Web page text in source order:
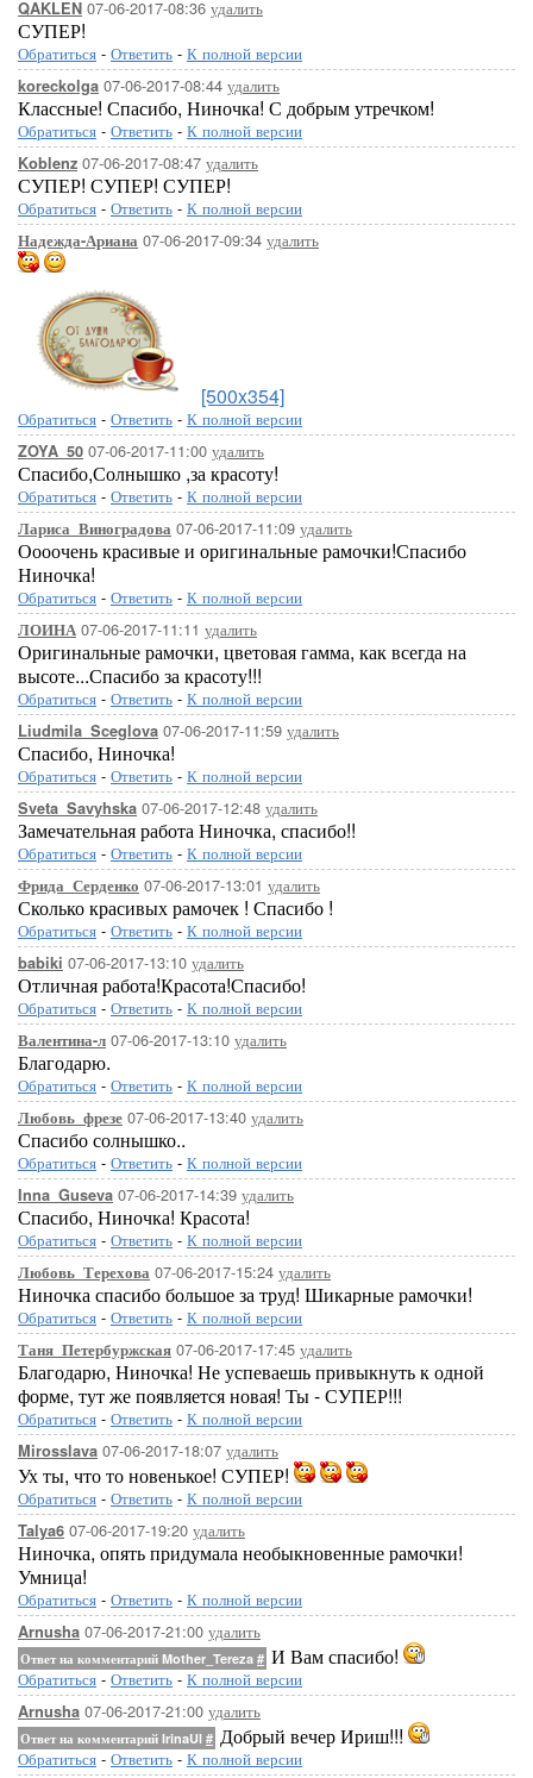
QAKLEN 07-06-2017-08:36 удалить
СУПЕР!
Обратиться - Ответить - К полной версии
koreckolga 07-06-2017-08:44 удалить
Классные! Спасибо, Ниночка! С добрым утречком!
Обратиться - Ответить - К полной версии
Koblenz 07-06-2017-08:47 удалить
СУПЕР! СУПЕР! СУПЕР!
Обратиться - Ответить - К полной версии
Надежда-Ариана 07-06-2017-09:34 удалить
[500x354]
Обратиться - Ответить - К полной версии
ZOYA_50 07-06-2017-11:00 удалить
Спасибо,Солнышко ,за красоту!
Обратиться - Ответить - К полной версии
Лариса_Виноградова 07-06-2017-11:09 удалить
Оооочень красивые и оригинальные рамочки!Спасибо
Ниночка!
Обратиться - Ответить - К полной версии
ЛОИНА 07-06-2017-11:11 удалить
Оригинальные рамочки, цветовая гамма, как всегда на
высоте...Спасибо за красоту!!!
Обратиться - Ответить - К полной версии
Liudmila_Sceglova 07-06-2017-11:59 удалить
Спасибо, Ниночка!
Обратиться - Ответить - К полной версии
Sveta_Savyhska 07-06-2017-12:48 удалить
Замечательная работа Ниночка, спасибо!!
Обратиться - Ответить - К полной версии
Фрида_Серденко 07-06-2017-13:01 удалить
Сколько красивых рамочек ! Спасибо !
Обратиться - Ответить - К полной версии
babiki 07-06-2017-13:10 удалить
Отличная работа!Красота!Спасибо!
Обратиться - Ответить - К полной версии
Валентина-л 07-06-2017-13:10 удалить
Благодарю.
Обратиться - Ответить - К полной версии
Любовь_фрезе 07-06-2017-13:40 удалить
Спасибо солнышко..
Обратиться - Ответить - К полной версии
Inna_Guseva 07-06-2017-14:39 удалить
Спасибо, Ниночка! Красота!
Обратиться - Ответить - К полной версии
Любовь_Терехова 07-06-2017-15:24 удалить
Ниночка спасибо большое за труд! Шикарные рамочки!
Обратиться - Ответить - К полной версии
Таня_Петербуржская 07-06-2017-17:45 удалить
Благодарю, Ниночка! Не успеваешь привыкнуть к одной
форме, тут же появляется новая! Ты - СУПЕР!!!
Обратиться - Ответить - К полной версии
Mirosslava 07-06-2017-18:07 удалить
Ух ты, что то новенькое! СУПЕР!
Обратиться - Ответить - К полной версии
Talya6 07-06-2017-19:20 удалить
Ниночка, опять придумала необыкновенные рамочки!
Умница!
Обратиться - Ответить - К полной версии
Arnusha 07-06-2017-21:00 удалить
Ответ на комментарий Mother_Tereza # И Вам спасибо!
Обратиться - Ответить - К полной версии
Arnusha 07-06-2017-21:00 удалить
Ответ на комментарий IrinaUl # Добрый вечер Ириш!!!
Обратиться - Ответить - К полной версии